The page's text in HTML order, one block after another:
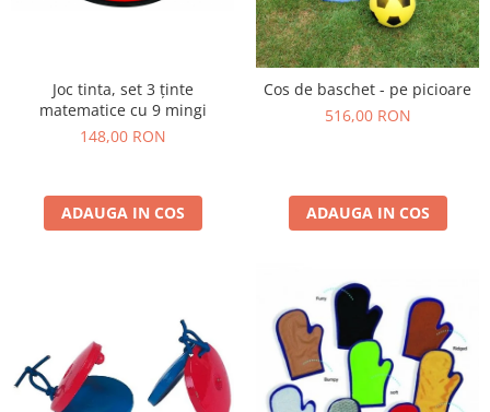
Joc tinta, set 3 ținte
matematice cu 9 mingi
148,00 RON
ADAUGA IN COS
Cos de baschet - pe picioare
516,00 RON
ADAUGA IN COS